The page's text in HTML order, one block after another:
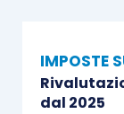
IMPOSTE
dal 2025